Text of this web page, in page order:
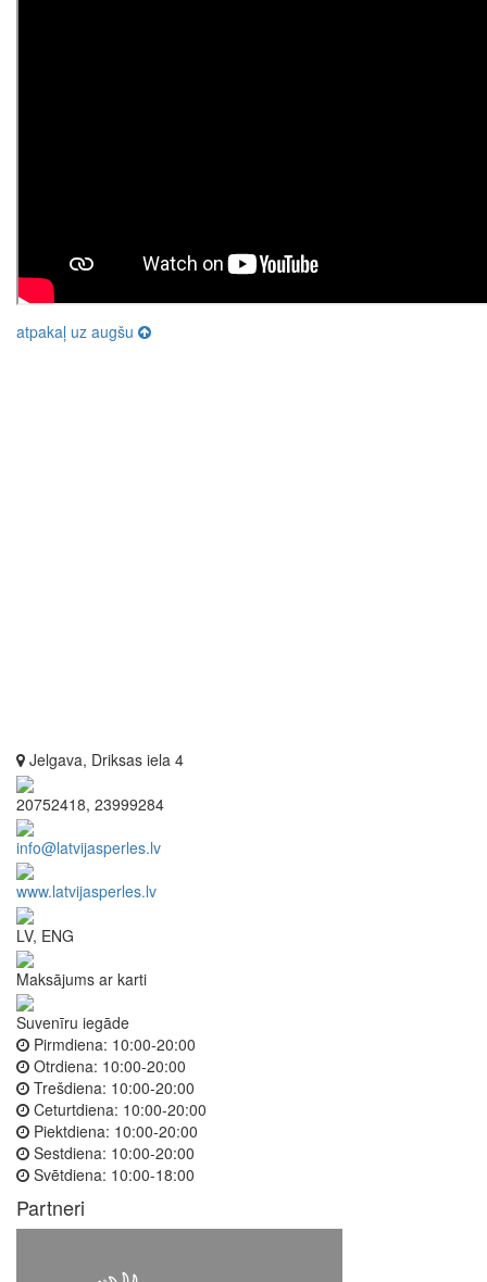
atpakaļ uz augšu
Jelgava, Driksas iela 4
20752418, 23999284
info@latvijasperles.lv
www.latvijasperles.lv
LV, ENG
Maksājums ar karti
Suvenīru iegāde
Pirmdiena: 10:00-20:00
Otrdiena: 10:00-20:00
Trešdiena: 10:00-20:00
Ceturtdiena: 10:00-20:00
Piektdiena: 10:00-20:00
Sestdiena: 10:00-20:00
Svētdiena: 10:00-18:00
Partneri